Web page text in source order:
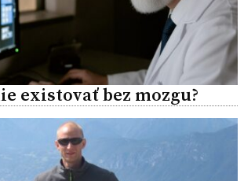
existovať bez mozgu?